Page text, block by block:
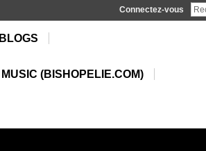
Connectez-vous
BLOGS
MUSIC (BISHOPELIE.COM)